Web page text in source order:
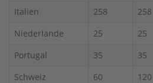
Italien
258 258
Niederlande
25 25
Portugal
35 35
Schweiz
60 120